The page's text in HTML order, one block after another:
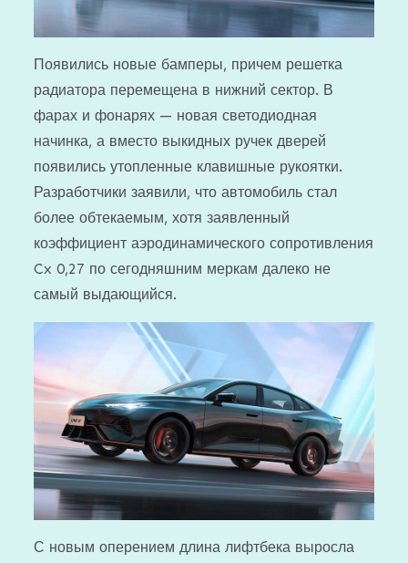
Появились новые бамперы, причем решетка
радиатора перемещена в нижний сектор. В
фарах и фонарях — новая светодиодная
начинка, а вместо выкидных ручек дверей
появились утопленные клавишные рукоятки.
Разработчики заявили, что автомобиль стал
более обтекаемым, хотя заявленный
коэффициент аэродинамического сопротивления
Cx 0,27 по сегодняшним меркам далеко не
самый выдающийся.
С новым оперением длина лифтбека выросла